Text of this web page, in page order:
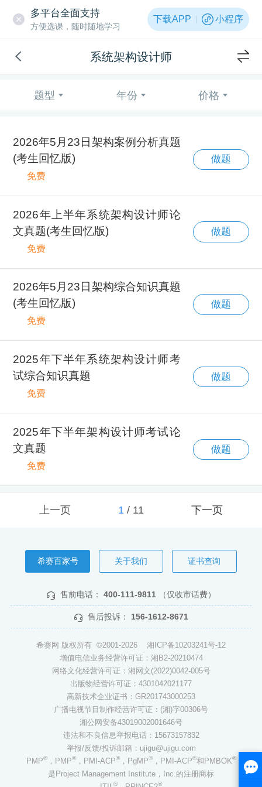
多平台全面支持
方便选课，随时随地学习
下载APP 小程序
系统架构设计师
题型 年份 价格
2026年5月23日架构案例分析真题
(考生回忆版)
免费
做题
2026年上半年系统架构设计师论
文真题(考生回忆版)
免费
做题
2026年5月23日架构综合知识真题
(考生回忆版)
免费
做题
2025年下半年系统架构设计师考
试综合知识真题
免费
做题
2025年下半年架构设计师考试论
文真题
免费
做题
上一页 1 / 11 下一页
希赛百家号 关于我们 证书查询
售前电话： 400-111-9811 （仅收市话费）
售后投诉： 156-1612-8671
希赛网 版权所有 ©2001-2026 湘ICP备10203241号-12
增值电信业务经营许可证：湘B2-20210474
网络文化经营许可证：湘网文(2022)0042-005号
出版物经营许可证：4301042021177
高新技术企业证书：GR201743000253
广播电视节目制作经营许可证：(湘)字00306号
湘公网安备43019002001646号
违法和不良信息举报电话：15673157832
举报/反馈/投诉邮箱：ujigu@ujigu.com
PMP®，PMP®，PMI-ACP®，PgMP®，PMI-ACP®和PMBOK®
是Project Management Institute，Inc.的注册商标
® ®